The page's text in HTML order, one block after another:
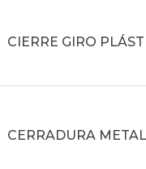
CIERRE GIRO
CERRADURA